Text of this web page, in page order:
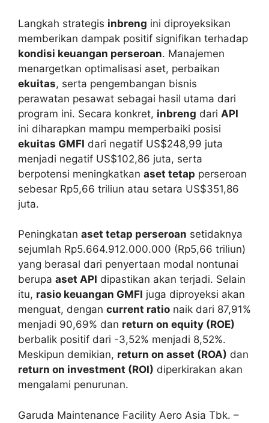
Langkah strategis inbreng ini diproyeksikan
memberikan dampak positif signifikan terhadap
kondisi keuangan perseroan. Manajemen
menargetkan optimalisasi aset, perbaikan
ekuitas, serta pengembangan bisnis
perawatan pesawat sebagai hasil utama dari
program ini. Secara konkret, inbreng dari API
ini diharapkan mampu memperbaiki posisi
ekuitas GMFI dari negatif US$248,99 juta
menjadi negatif US$102,86 juta, serta
berpotensi meningkatkan aset tetap perseroan
sebesar Rp5,66 triliun atau setara US$351,86
juta.
Peningkatan aset tetap perseroan setidaknya
sejumlah Rp5.664.912.000.000 (Rp5,66 triliun)
yang berasal dari penyertaan modal nontunai
berupa aset API dipastikan akan terjadi. Selain
itu, rasio keuangan GMFI juga diproyeksi akan
menguat, dengan current ratio naik dari 87,91%
menjadi 90,69% dan return on equity (ROE)
berbalik positif dari -3,52% menjadi 8,52%.
Meskipun demikian, return on asset (ROA) dan
return on investment (ROI) diperkirakan akan
mengalami penurunan.
Garuda Maintenance Facility Aero Asia Tbk. –